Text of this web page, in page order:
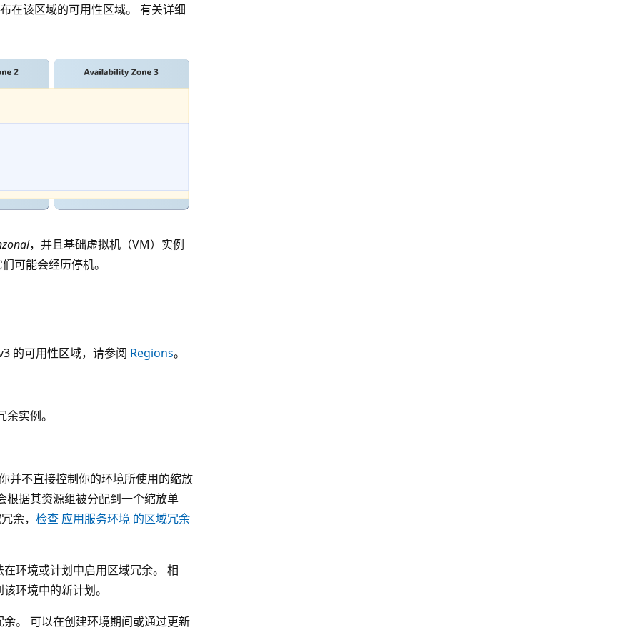
在该区域的可用性区域。 有关详细
，并且基础虚拟机（VM）实例
可能会经历停机。
的可用性区域，请参阅 Regions。
实例。
并不直接控制你的环境所使用的缩放
根据其资源组被分配到一个缩放单
余， 检查 应用服务环境 的区域冗余
环境或计划中启用区域冗余。 相
环境中的新计划。
。 可以在创建环境期间或通过更新